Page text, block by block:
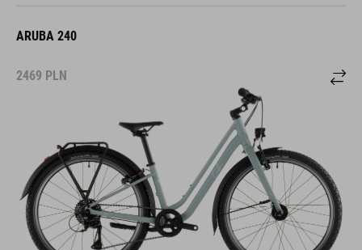
ARUBA 240
2469 PLN